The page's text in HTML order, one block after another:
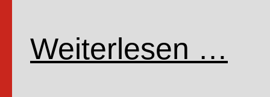
Weiterlesen …
der